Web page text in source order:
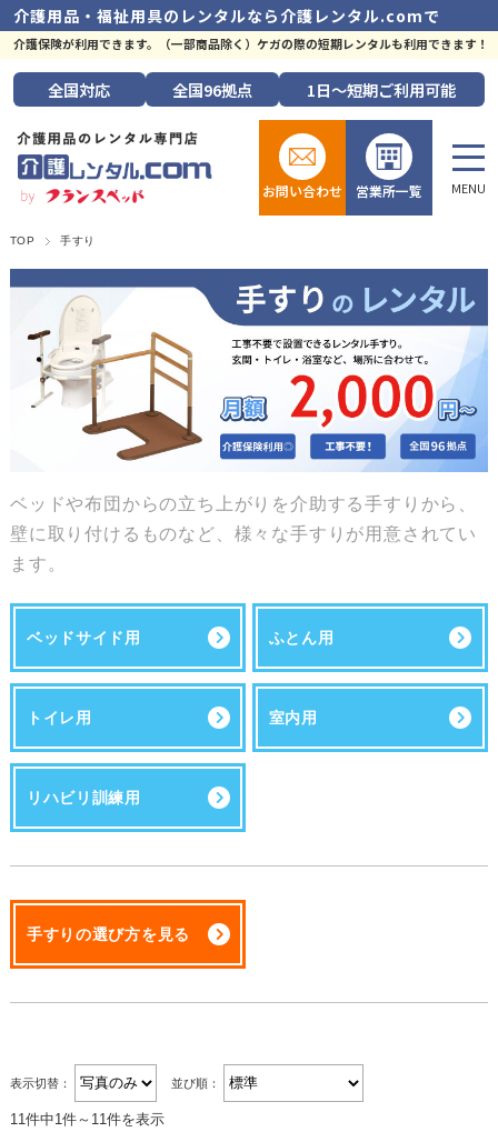
介護用品・福祉用具のレンタルなら 介護レンタル.comで
介護保険が利用できます。（一部商品除く）ケガの際の短期レンタルも利用できます！
全国対応 全国96拠点 1日～短期ご利用可能
お問い合わせ 営業所一覧
TOP 手すり
ベッドや布団からの立ち上がりを介助する手すりから、
壁に取り付けるものなど、様々な手すりが用意されてい
ます。
ベッドサイド用 ふとん用
トイレ用 室内用
リハビリ訓練用
手すりの選び方を見る
表示切替： 並び順：
11件中1件～11件を表示